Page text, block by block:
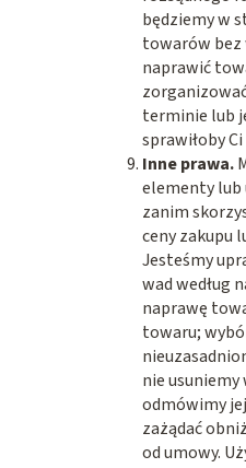
będziemy w
towarów bez
naprawić
terminie lub
sprawiłoby
Inne prawa.
elementy lub
zanim
ceny zakupu
Jesteśmy
wad według
naprawę
towaru;
nie
odmówimy
zażądać
od umowy.